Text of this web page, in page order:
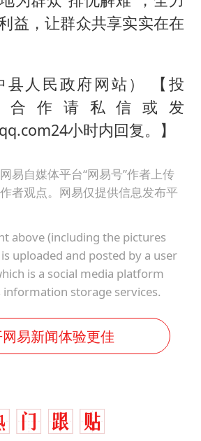
益，让群众共享实实在在
县人民政府网站） 【投
合作请私信或发
小时内回复。】
易自媒体平台“网易号”作者上传
者观点。网易仅提供信息发布平
above (including the pictures
uploaded and posted by a user
is a social media platform
storage services.
易新闻体验更佳